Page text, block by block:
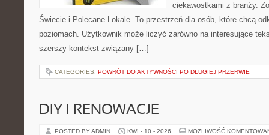
ciekawostkami z branży.
Świecie i Polecane Lokale. To przestrzeń dla osób, które chcą
poziomach. Użytkownik może liczyć zarówno na interesujące
szerszy kontekst związany […]
CATEGORIES: POWRÓT DO AKTYWNOŚCI PO DŁUGIEJ PRZERWIE
DIY I RENOWACJE
POSTED BY ADMIN KWI - 10 - 2026 MOŻLIWOŚĆ